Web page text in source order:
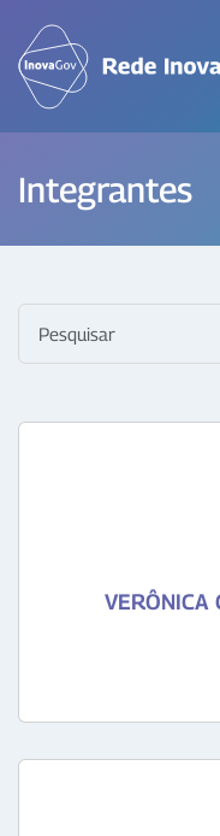
Integrantes
VERÔNICA